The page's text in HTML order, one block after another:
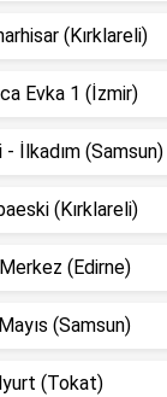
(Kırklareli)
Evka 1 (İzmir)
İlkadım (Samsun)
(Kırklareli)
(Edirne)
(Samsun)
(Tokat)